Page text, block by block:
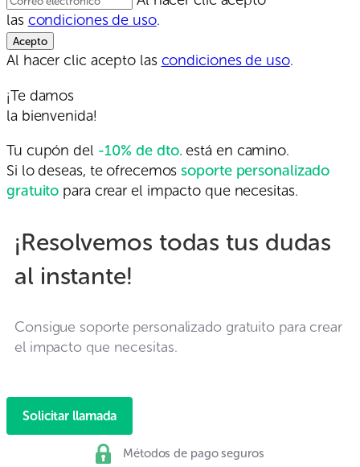
las condiciones de uso.
Al hacer clic acepto las condiciones de uso.
¡Te damos
la bienvenida!
Tu cupón del -10% de dto. está en camino.
Si lo deseas, te ofrecemossoporte personalizado
gratuito para crear el impacto que necesitas.
¡Resolvemos todas tus dudas
al instante!
Consigue soporte personalizado gratuito para crear
el impacto que necesitas.
Solicitar llamada
Métodos de pago seguros